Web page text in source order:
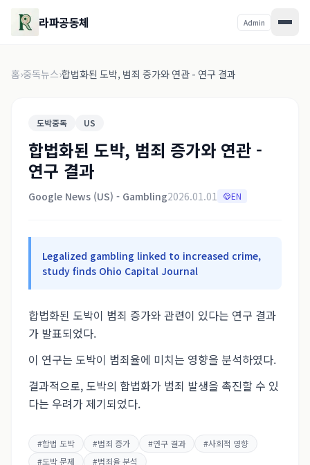
라파공동체 Admin
홈›중독뉴스›합법화된 도박, 범죄 증가와 연관 - 연구 결과
도박중독 US
합법화된 도박, 범죄 증가와 연관 -
연구 결과
Google News (US) - Gambling2026.01.01 EN
Legalized gambling linked to increased crime,
study finds Ohio Capital Journal
합법화된 도박이 범죄 증가와 관련이 있다는 연구 결과
가 발표되었다.
이 연구는 도박이 범죄율에 미치는 영향을 분석하였다.
결과적으로, 도박의 합법화가 범죄 발생을 촉진할 수 있
다는 우려가 제기되었다.
#합법 도박 #범죄 증가 #연구 결과 #사회적 영향
#도박 문제 #범죄율 분석